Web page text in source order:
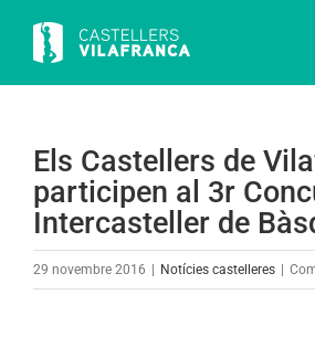
content
Els Castellers de
participen al 3r
Intercasteller de
29 novembre 2016 Notícies castelleres